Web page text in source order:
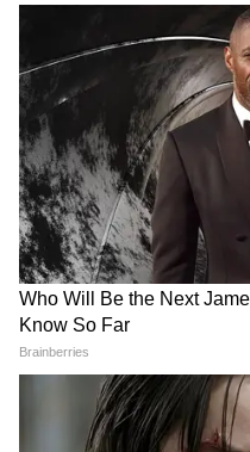
डॉक्टर को राहत नहीं, HC ने खारिज
की याचिका
अनुच्छेद 370 का हटना ऐतिहासिक
फैसला, समाज के हर वर्ग को मिला
न्याय: रविंदर रैना
LATEST VIDEOS